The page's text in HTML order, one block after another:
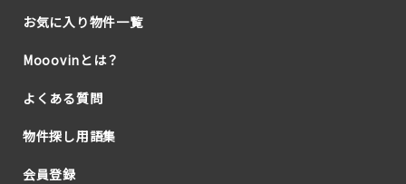
お気に入り物件一覧
Mooovinとは？
よくある質問
物件探し用語集
会員登録